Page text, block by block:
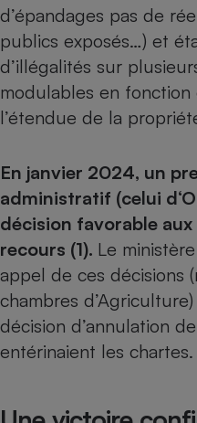
d’épandages pas de
publics exposés…) et
d’illégalités sur
modulables en
l’étendue de la
En janvier 2024, un
administratif (celui
décision favorable aux
recours (1). Le
appel de ces décisions
chambres
décision d’annulation
entérinaient les chartes.